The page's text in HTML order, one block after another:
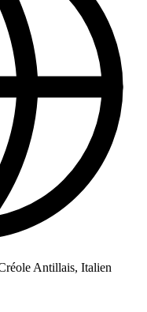
Antillais, Italien